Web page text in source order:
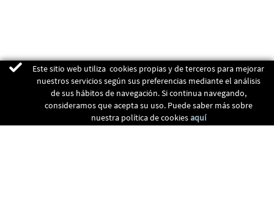
Este sitio web utiliza cookies propias y de terceros para mejorar
nuestros servicios según sus preferencias mediante el análisis
de sus hábitos de navegación. Si continua navegando,
consideramos que acepta su uso. Puede saber más sobre
nuestra política de cookies aquí